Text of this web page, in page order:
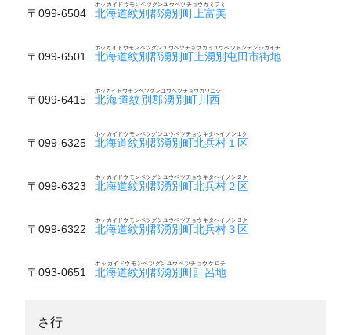
〒099-6504 北海道紋別郡湧別町上富美
ホッカイドウモンベツグンユウベツチョウカミフミ
〒099-6501 北海道紋別郡湧別町上湧別屯田市街地
ホッカイドウモンベツグンユウベツチョウカミユウベツトンデンシガイチ
〒099-6415 北海道紋別郡湧別町川西
ホッカイドウモンベツグンユウベツチョウカワニシ
〒099-6325 北海道紋別郡湧別町北兵村１区
ホッカイドウモンベツグンユウベツチョウキタヘイソン１ク
〒099-6323 北海道紋別郡湧別町北兵村２区
ホッカイドウモンベツグンユウベツチョウキタヘイソン２ク
〒099-6322 北海道紋別郡湧別町北兵村３区
ホッカイドウモンベツグンユウベツチョウキタヘイソン３ク
〒093-0651 北海道紋別郡湧別町計呂地
ホッカイドウモンベツグンユウベツチョウケロチ
さ行